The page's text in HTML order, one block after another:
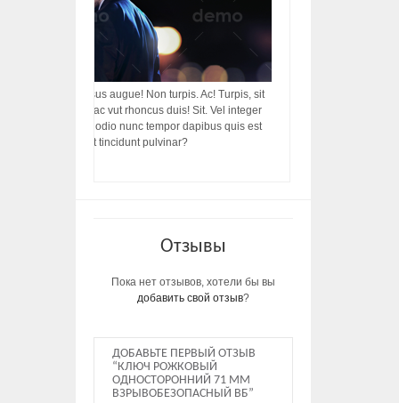
integer! Risus augue! Non turpis. Ac! Turpis, sit
rhoncus porttitor ac vut rhoncus duis! Sit. Vel integer
ut diam porttitor odio nunc tempor dapibus quis est
dictumst, vel amet tincidunt pulvinar?
Отзывы
Пока нет отзывов, хотели бы вы
добавить свой отзыв?
ДОБАВЬТЕ ПЕРВЫЙ ОТЗЫВ
“КЛЮЧ РОЖКОВЫЙ
ОДНОСТОРОННИЙ 71 ММ
ВЗРЫВОБЕЗОПАСНЫЙ ВБ”